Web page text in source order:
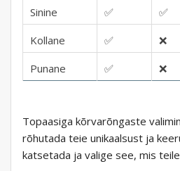
Sinine
✅ ✅
Kollane
✅ ❌
Punane
✅ ❌
Topaasiga kõrvarõngaste
rõhutada teie unikaalsust ja
katsetada ja valige see, mis